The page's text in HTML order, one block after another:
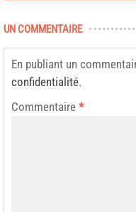
UN COMMENTAIRE
En publiant un
confidentialité.
Commentaire *